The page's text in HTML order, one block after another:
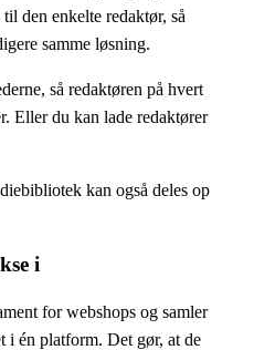
den enkelte redaktør, så
samme løsning.
så redaktøren på hvert
Eller du kan lade redaktører
kan også deles op
i
for webshops og samler
i én platform. Det gør, at de